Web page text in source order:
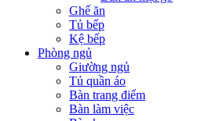
Ghế ăn
Tủ bếp
Kệ bếp
Phòng ngủ
Giường ngủ
Tủ quần áo
Bàn trang điểm
Bàn làm việc